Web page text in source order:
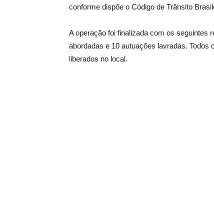
conforme dispõe o Código de Trânsito
A operação foi finalizada com os seguintes
abordadas e 10 autuações lavradas. Todos
liberados no local.